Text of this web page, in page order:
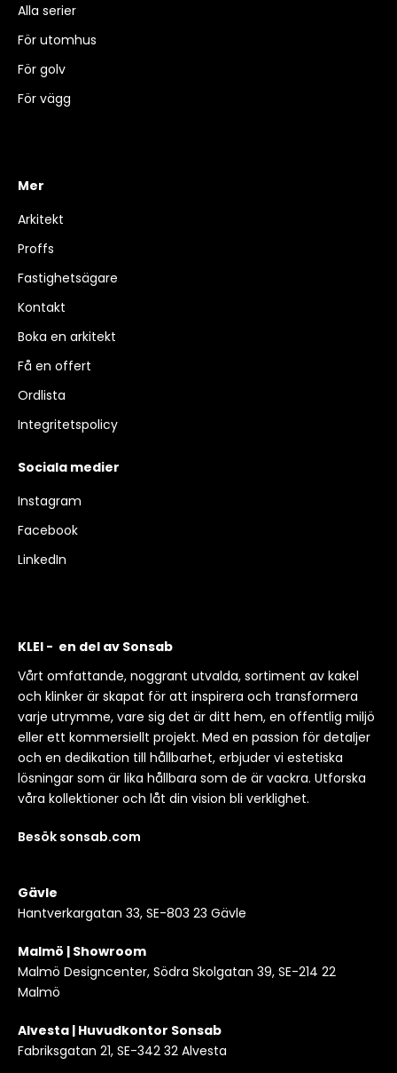
Alla serier
För utomhus
För golv
För vägg
Mer
Arkitekt
Proffs
Fastighetsägare
Kontakt
Boka en arkitekt
Få en offert
Ordlista
Integritetspolicy
Sociala medier
Instagram
Facebook
LinkedIn
KLEI - en del av Sonsab
Vårt omfattande, noggrant utvalda, sortiment av kakel
och klinker är skapat för att inspirera och transformera
varje utrymme, vare sig det är ditt hem, en offentlig miljö
eller ett kommersiellt projekt. Med en passion för detaljer
och en dedikation till hållbarhet, erbjuder vi estetiska
lösningar som är lika hållbara som de är vackra. Utforska
våra kollektioner och låt din vision bli verklighet.
Besök sonsab.com
Gävle
Hantverkargatan 33, SE-803 23 Gävle
Malmö | Showroom
Malmö Designcenter, Södra Skolgatan 39, SE-214 22
Malmö
Alvesta | Huvudkontor Sonsab
Fabriksgatan 21, SE-342 32 Alvesta